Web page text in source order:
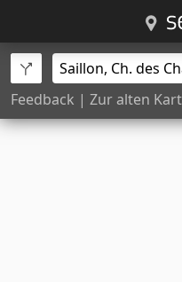
Feedback | Zur alten